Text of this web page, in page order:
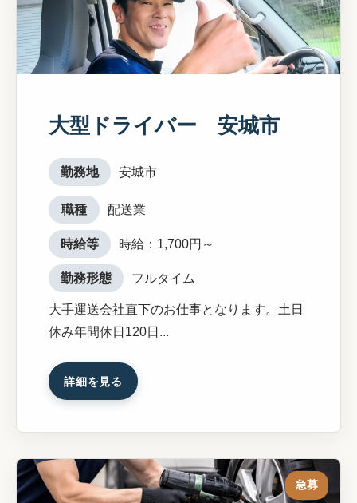
大型ドライバー 安城市
勤務地 安城市
職種 配送業
時給等 時給：1,700円～
勤務形態 フルタイム
大手運送会社直下のお仕事となります。土日
休み年間休日120日...
詳細を見る
急募